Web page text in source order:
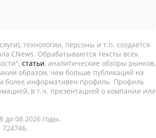
технологии, персоны и т.п. создается
CNews. Обрабатываются тексты всех
статьи, аналитические обзоры рынков,
образом, чем больше публикаций на
более информативен профиль. Профиль
в т.ч. презентацией о компании или
до 08.2026 годы.